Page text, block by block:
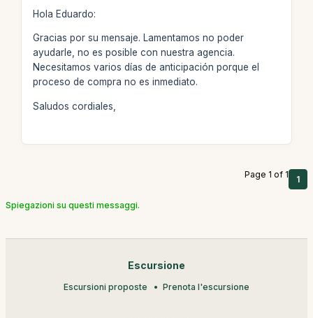
Hola Eduardo:
Gracias por su mensaje. Lamentamos no poder
ayudarle, no es posible con nuestra agencia.
Necesitamos varios días de anticipación porque el
proceso de compra no es inmediato.
Saludos cordiales,
Page 1 of 1 1
Spiegazioni su questi messaggi.
Escursione
Escursioni proposte Prenota l'escursione